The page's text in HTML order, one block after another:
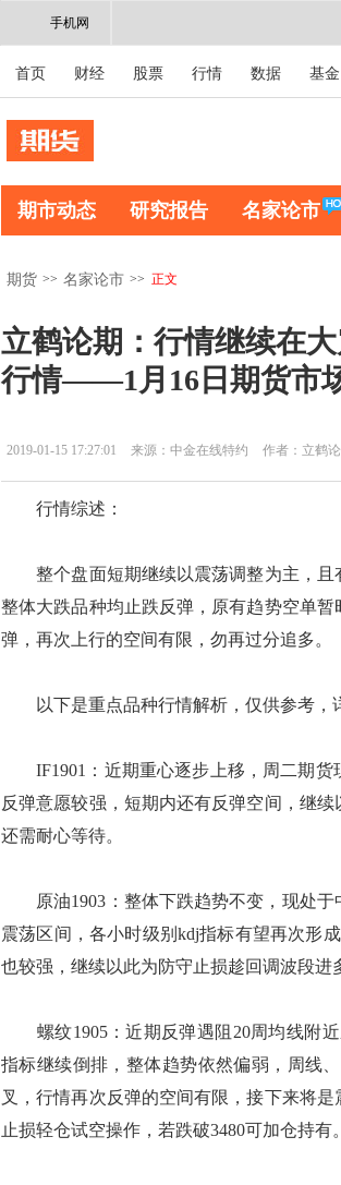
手机网
首页 财经 股票 行情 数据 基金
期市动态 研究报告 名家论市
期货 >> 名家论市 >> 正文
立鹤论期：行情继续在
行情——1月16日期货市
2019-01-15 17:27:01 来源：中金在线特约 作者：立鹤
行情综述：
整个盘面短期继续以震荡调整为主，且
整体大跌品种均止跌反弹，原有趋势空单
弹，再次上行的空间有限，勿再过分追多。
以下是重点品种行情解析，仅供参考，
IF1901：近期重心逐步上移，周二期货
反弹意愿较强，短期内还有反弹空间，继
还需耐心等待。
原油1903：整体下跌趋势不变，现处于
震荡区间，各小时级别kdj指标有望再次形
也较强，继续以此为防守止损趁回调波段进
螺纹1905：近期反弹遇阻20周均线附近
指标继续倒排，整体趋势依然偏弱，周线
叉，行情再次反弹的空间有限，接下来将
止损轻仓试空操作，若跌破3480可加仓持有。